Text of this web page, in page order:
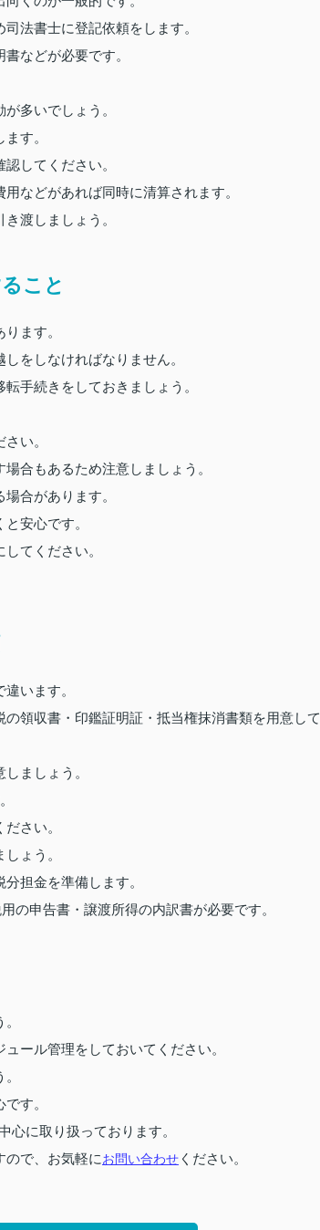
法書士に登記依頼をします。
などが必要です。
多いでしょう。
す。
してください。
などがあれば同時に清算されます。
渡しましょう。
こと
ます。
をしなければなりません。
手続きをしておきましょう。
い。
合もあるため注意しましょう。
合があります。
安心です。
てください。
います。
領収書・印鑑証明証・抵当権抹消書類を用意し
ましょう。
さい。
ょう。
担金を準備します。
の申告書・譲渡所得の内訳書が必要です。
ール管理をしておいてください。
す。
心に取り扱っております。
ので、お気軽にお問い合わせ ください。